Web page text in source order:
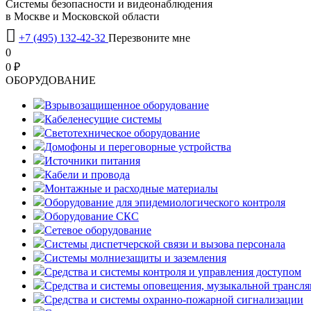
Системы безопасности и видеонаблюдения
в Москве и Московской области
 +7 (495) 132-42-32 Перезвоните мне
0
0 ₽
OБОРУДОВАНИЕ
Взрывозащищенное оборудование
Кабеленесущие системы
Светотехническое оборудование
Домофоны и переговорные устройства
Источники питания
Кабели и провода
Монтажные и расходные материалы
Оборудование для эпидемиологического контроля
Оборудование СКС
Сетевое оборудование
Системы диспетчерской связи и вызова персонала
Системы молниезащиты и заземления
Средства и системы контроля и управления доступом
Средства и системы оповещения, музыкальной
Средства и системы охранно-пожарной сигнализации